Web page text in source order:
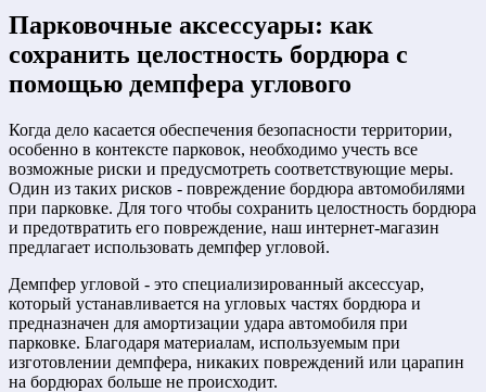
Парковочные аксессуары: как
сохранить целостность бордюра с
помощью демпфера углового
Когда дело касается обеспечения безопасности территории,
особенно в контексте парковок, необходимо учесть все
возможные риски и предусмотреть соответствующие меры.
Один из таких рисков - повреждение бордюра автомобилями
при парковке. Для того чтобы сохранить целостность бордюра
и предотвратить его повреждение, наш интернет-магазин
предлагает использовать демпфер угловой.
Демпфер угловой - это специализированный аксессуар,
который устанавливается на угловых частях бордюра и
предназначен для амортизации удара автомобиля при
парковке. Благодаря материалам, используемым при
изготовлении демпфера, никаких повреждений или царапин
на бордюрах больше не происходит.